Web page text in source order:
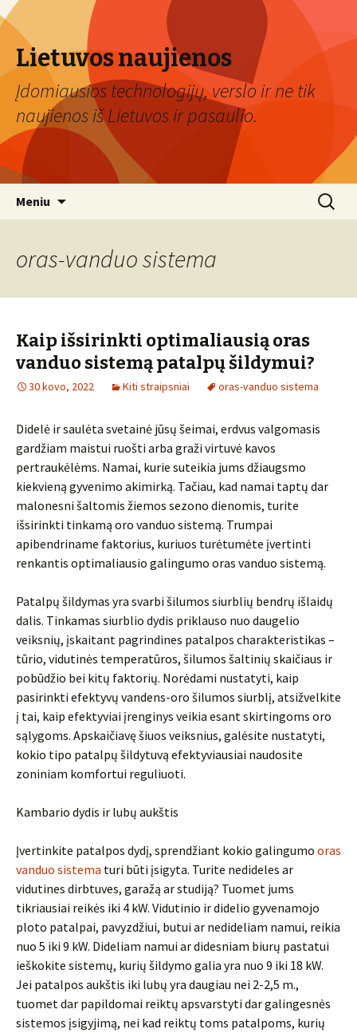
Lietuvos naujienos
Įdomiausios technologijų, verslo ir ne tik
naujienos iš Lietuvos ir pasaulio.
Meniu Ieškoti:
oras-vanduo sistema
Kaip išsirinkti optimaliausią oras
vanduo sistemą patalpų šildymui?
30 kovo, 2022 Kiti straipsniai oras-vanduo sistema
Didelė ir saulėta svetainė jūsų šeimai, erdvus valgomasis
gardžiam maistui ruošti arba graži virtuvė kavos
pertraukėlėms. Namai, kurie suteikia jums džiaugsmo
kiekvieną gyvenimo akimirką. Tačiau, kad namai taptų dar
malonesni šaltomis žiemos sezono dienomis, turite
išsirinkti tinkamą oro vanduo sistemą. Trumpai
apibendriname faktorius, kuriuos turėtumėte įvertinti
renkantis optimaliausio galingumo oras vanduo sistemą.
Patalpų šildymas yra svarbi šilumos siurblių bendrų išlaidų
dalis. Tinkamas siurblio dydis priklauso nuo daugelio
veiksnių, įskaitant pagrindines patalpos charakteristikas –
tūrio, vidutinės temperatūros, šilumos šaltinių skaičiaus ir
pobūdžio bei kitų faktorių. Norėdami nustatyti, kaip
pasirinkti efektyvų vandens-oro šilumos siurblį, atsižvelkite
į tai, kaip efektyviai įrenginys veikia esant skirtingoms oro
sąlygoms. Apskaičiavę šiuos veiksnius, galėsite nustatyti,
kokio tipo patalpų šildytuvą efektyviausiai naudosite
zoniniam komfortui reguliuoti.
Kambario dydis ir lubų aukštis
Įvertinkite patalpos dydį, sprendžiant kokio galingumo oras
vanduo sistema turi būti įsigyta. Turite nedideles ar
vidutines dirbtuves, garažą ar studiją? Tuomet jums
tikriausiai reikės iki 4 kW. Vidutinio ir didelio gyvenamojo
ploto patalpai, pavyzdžiui, butui ar nedideliam namui, reikia
nuo 5 iki 9 kW. Dideliam namui ar didesniam biurų pastatui
ieškokite sistemų, kurių šildymo galia yra nuo 9 iki 18 kW.
Jei patalpos aukštis iki lubų yra daugiau nei 2-2,5 m.,
tuomet dar papildomai reiktų apsvarstyti dar galingesnės
sistemos įsigyjimą, nei kad reiktų toms patalpoms, kurių